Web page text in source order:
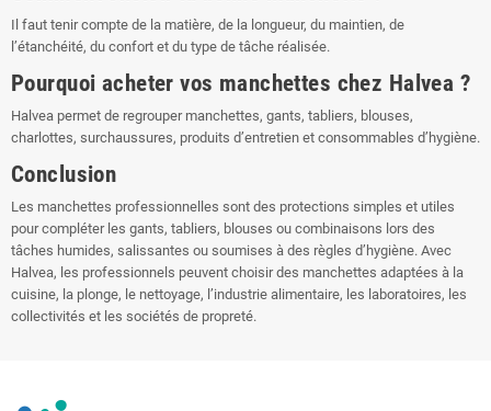
Il faut tenir compte de la matière, de la longueur, du maintien, de
l’étanchéité, du confort et du type de tâche réalisée.
Pourquoi acheter vos manchettes chez Halvea ?
Halvea permet de regrouper manchettes, gants, tabliers, blouses,
charlottes, surchaussures, produits d’entretien et consommables d’hygiène.
Conclusion
Les manchettes professionnelles sont des protections simples et utiles
pour compléter les gants, tabliers, blouses ou combinaisons lors des
tâches humides, salissantes ou soumises à des règles d’hygiène. Avec
Halvea, les professionnels peuvent choisir des manchettes adaptées à la
cuisine, la plonge, le nettoyage, l’industrie alimentaire, les laboratoires, les
collectivités et les sociétés de propreté.